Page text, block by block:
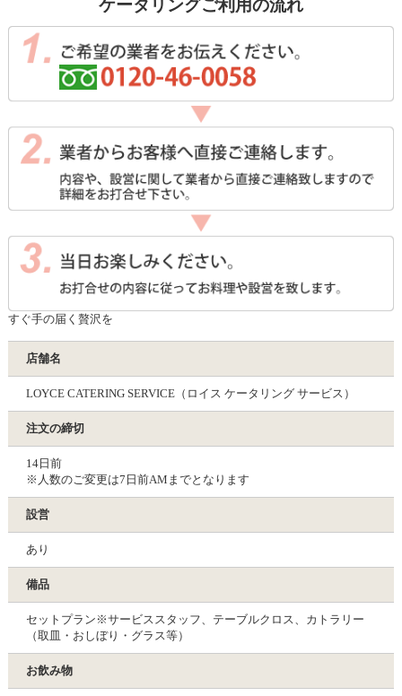
ケータリングご利用の流れ
すぐ手の届く贅沢を
店舗名
LOYCE CATERING SERVICE（ロイス ケータリング サービス）
注文の締切
14日前
※人数のご変更は7日前AMまでとなります
設営
あり
備品
セットプラン※サービススタッフ、テーブルクロス、カトラリー
（取皿・おしぼり・グラス等）
お飲み物